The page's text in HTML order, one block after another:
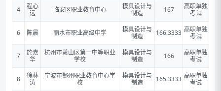
4
程心
远
临安区职业教育中心
模具设计与
制造
167
高职单独
考试
6 陈晨 丽水市职业高级中学
模具设计与
制造
166.3333 高职单独
考试
7
於嘉
华
杭州市萧山区第一中等职业
学校
模具设计与
制造
166
高职单独
考试
8
徐林
涛
宁波市鄞州职业教育中心学
校
模具设计与
制造
165.3333 高职单独
考试